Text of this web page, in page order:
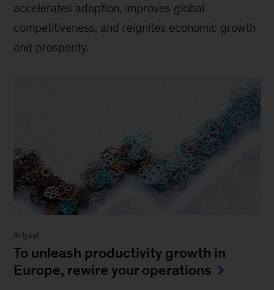
accelerates adoption, improves global
competitiveness, and reignites economic growth
and prosperity.
Artykuł
To unleash productivity growth in
Europe, rewire your operations